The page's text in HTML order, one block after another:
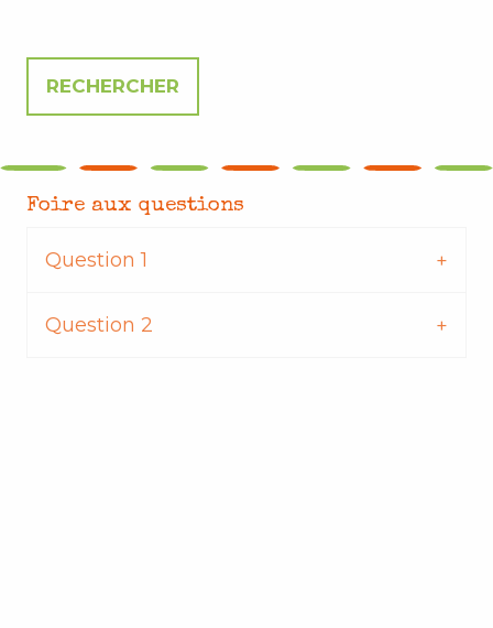
Foire aux questions
Question 1
Question 2